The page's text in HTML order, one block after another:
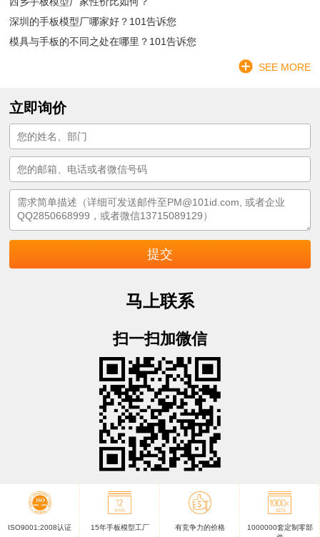
深圳的手板模型厂哪家好？101告诉您
模具与手板的不同之处在哪里？101告诉您
SEE MORE
立即询价
马上联系
扫一扫加微信
ISO9001:2008认证 15年手板模型工厂 有竞争力的价格
1000000套定制零部